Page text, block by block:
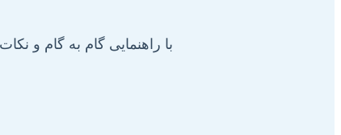
با راهنمایی گام به گام و